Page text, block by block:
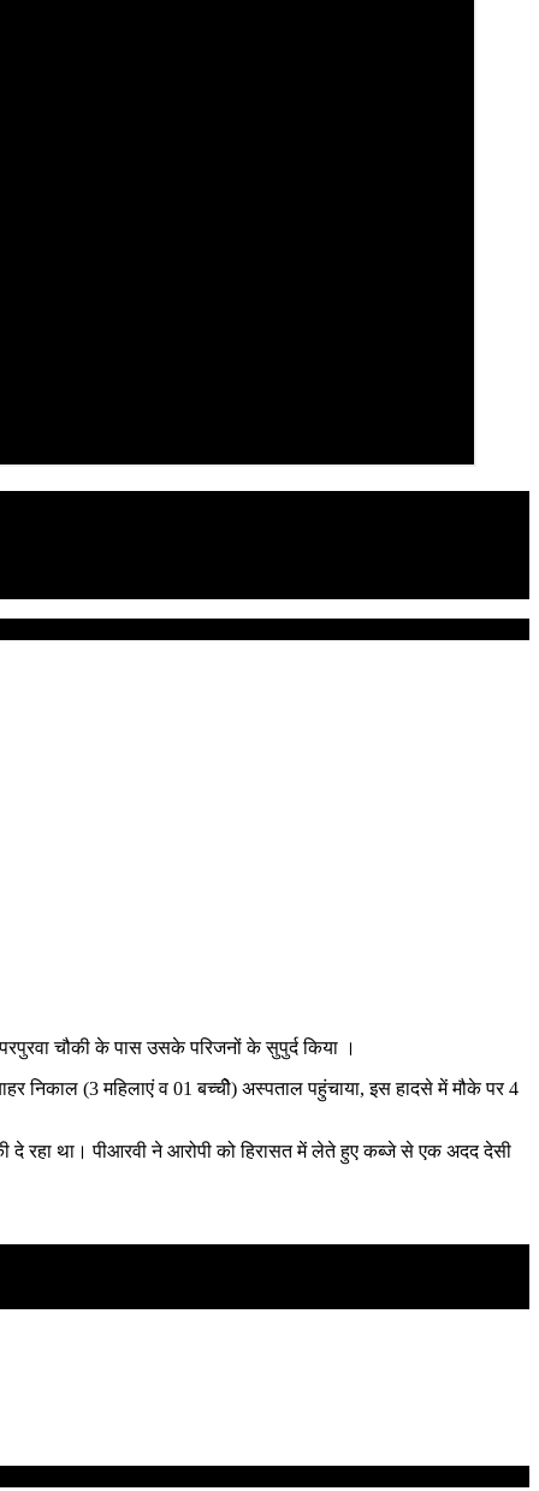
चौकी के पास उसके परिजनों के सुपुर्द किया ।
निकाल (3 महिलाएं व 01 बच्चीे) अस्पताल पहुंचाया, इस हादसे में मौके पर 4
रहा था। पीआरवी ने आरोपी को हिरासत में लेते हुए कब्जे से एक अदद देसी